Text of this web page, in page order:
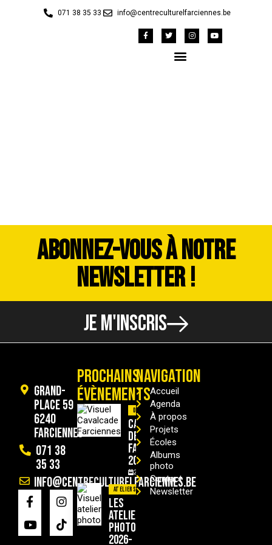
071 38 35 33 info@centreculturelfarciennes.be
ABONNEZ-VOUS À NOTRE
NEWSLETTER !
JE M'INSCRIS
Grand-
Place 59
6240
Farciennes
071 38
35 33
info@centreculturelfarciennes.be
PROCHAINS
ÉVÈNEMENTS
Divers
Cavalcade
de
Farciennes
2026
29/08/2026
Ateliers
Les
ateliers
photo
2026-
NAVIGATION
Accueil
Agenda
À propos
Projets
Écoles
Albums
photo
Contact
Newsletter